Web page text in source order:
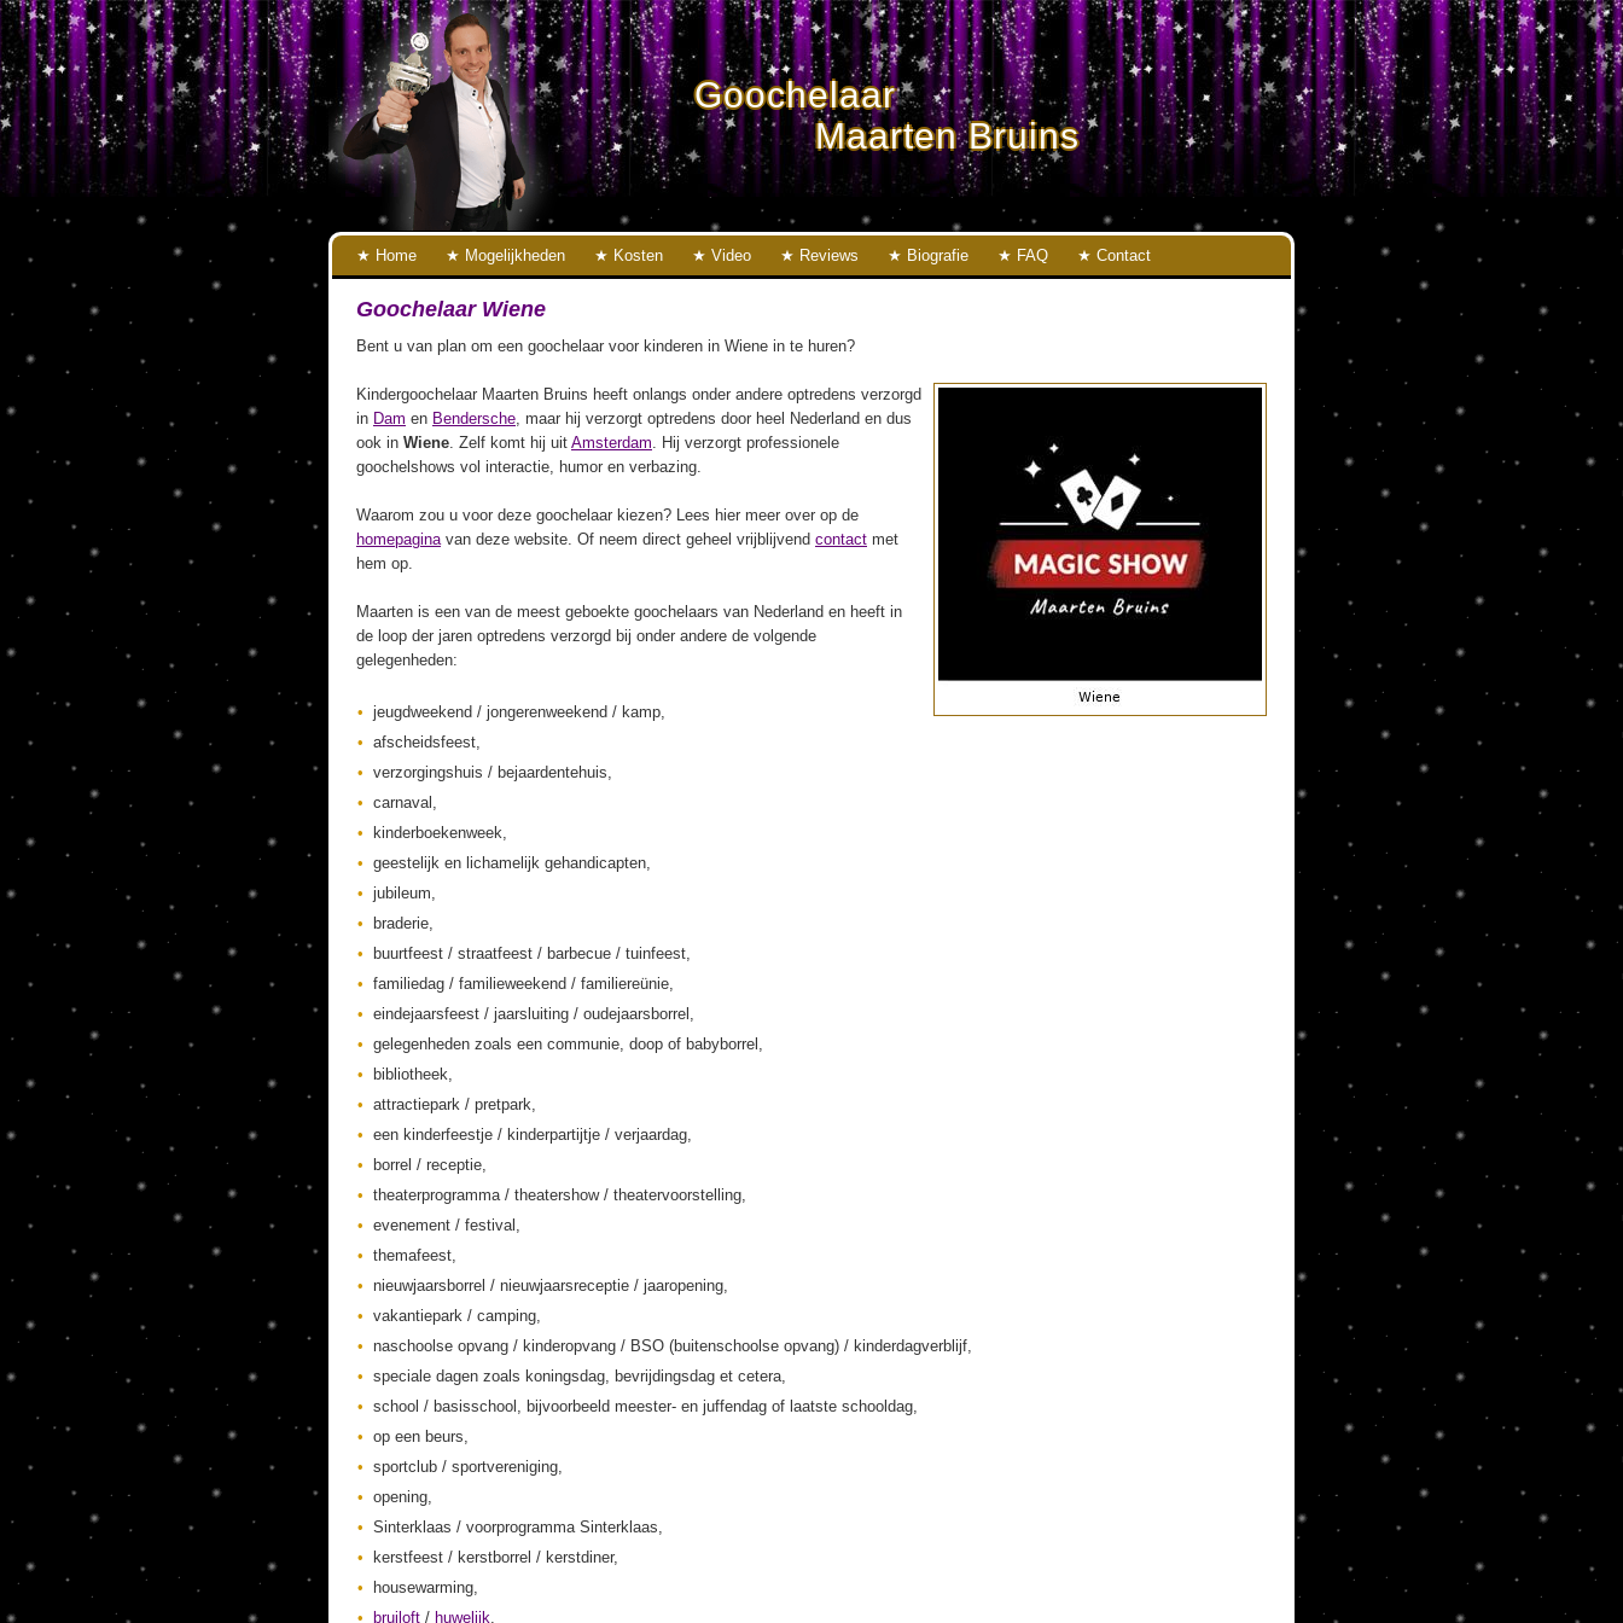
Goochelaar
Maarten Bruins
Home Mogelijkheden Kosten Video Reviews Biografie FAQ Contact
Goochelaar Wiene
Bent u van plan om een goochelaar voor kinderen in Wiene in te huren?
Kindergoochelaar Maarten Bruins heeft onlangs onder andere optredens verzorgd
in Dam en Bendersche, maar hij verzorgt optredens door heel Nederland en dus
ook in Wiene. Zelf komt hij uit Amsterdam. Hij verzorgt professionele
goochelshows vol interactie, humor en verbazing.
Waarom zou u voor deze goochelaar kiezen? Lees hier meer over op de
homepaginavan deze website. Of neem direct geheel vrijblijvend contact met
hem op.
Maarten is een van de meest geboekte goochelaars van Nederland en heeft in
de loop der jaren optredens verzorgd bij onder andere de volgende
gelegenheden:
jeugdweekend / jongerenweekend / kamp,
afscheidsfeest,
verzorgingshuis / bejaardentehuis,
carnaval,
kinderboekenweek,
geestelijk en lichamelijk gehandicapten,
jubileum,
braderie,
buurtfeest / straatfeest / barbecue / tuinfeest,
familiedag / familieweekend / familiereünie,
eindejaarsfeest / jaarsluiting / oudejaarsborrel,
gelegenheden zoals een communie, doop of babyborrel,
bibliotheek,
attractiepark / pretpark,
een kinderfeestje / kinderpartijtje / verjaardag,
borrel / receptie,
theaterprogramma / theatershow / theatervoorstelling,
evenement / festival,
themafeest,
nieuwjaarsborrel / nieuwjaarsreceptie / jaaropening,
vakantiepark / camping,
naschoolse opvang / kinderopvang / BSO (buitenschoolse opvang) / kinderdagverblijf,
speciale dagen zoals koningsdag, bevrijdingsdag et cetera,
school / basisschool, bijvoorbeeld meester- en juffendag of laatste schooldag,
op een beurs,
sportclub / sportvereniging,
opening,
Sinterklaas / voorprogramma Sinterklaas,
kerstfeest / kerstborrel / kerstdiner,
housewarming,
bruiloft / huwelijk,